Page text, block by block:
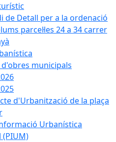
de Detall per a la ordenació
parcel·les 24 a 34 carrer
municipals
d'Urbanització de la plaça
Urbanística